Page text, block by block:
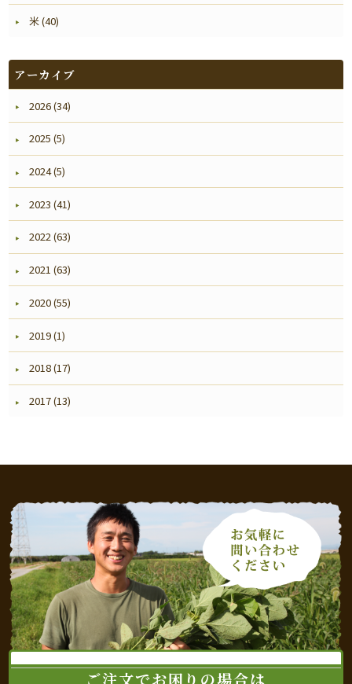
米 (40)
アーカイブ
2026 (34)
2025 (5)
2024 (5)
2023 (41)
2022 (63)
2021 (63)
2020 (55)
2019 (1)
2018 (17)
2017 (13)
ご注文でお困りの場合は